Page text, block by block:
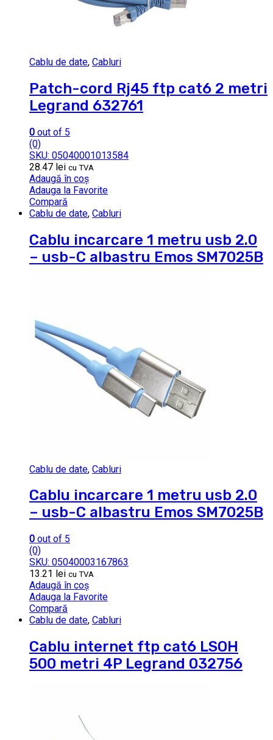
Cablu de date, Cabluri
Patch-cord Rj45 ftp cat6 2 metri
Legrand 632761
0 out of 5
(0)
SKU: 05040001013584
28.47 lei cu TVA
Adaugă în coș
Adauga la Favorite
Compară
Cablu de date, Cabluri
Cablu incarcare 1 metru usb 2.0
– usb-C albastru Emos SM7025B
Cablu de date, Cabluri
Cablu incarcare 1 metru usb 2.0
– usb-C albastru Emos SM7025B
0 out of 5
(0)
SKU: 05040003167863
13.21 lei cu TVA
Adaugă în coș
Adauga la Favorite
Compară
Cablu de date, Cabluri
Cablu internet ftp cat6 LSOH
500 metri 4P Legrand 032756